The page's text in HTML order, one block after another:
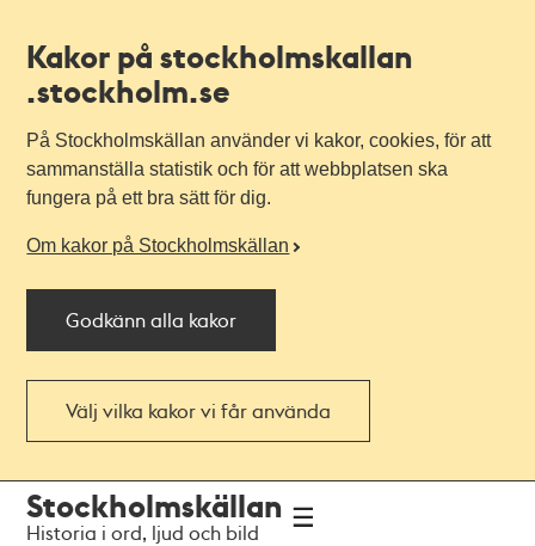
Kakor på stockholmskallan
.stockholm.se
På Stockholmskällan använder vi kakor, cookies, för att
sammanställa statistik och för att webbplatsen ska
fungera på ett bra sätt för dig.
Om kakor på Stockholmskällan
Godkänn alla kakor
Välj vilka kakor vi får använda
navigationen
huvudinnehållet
Stockholmskällan
Historia i ord, ljud och bild